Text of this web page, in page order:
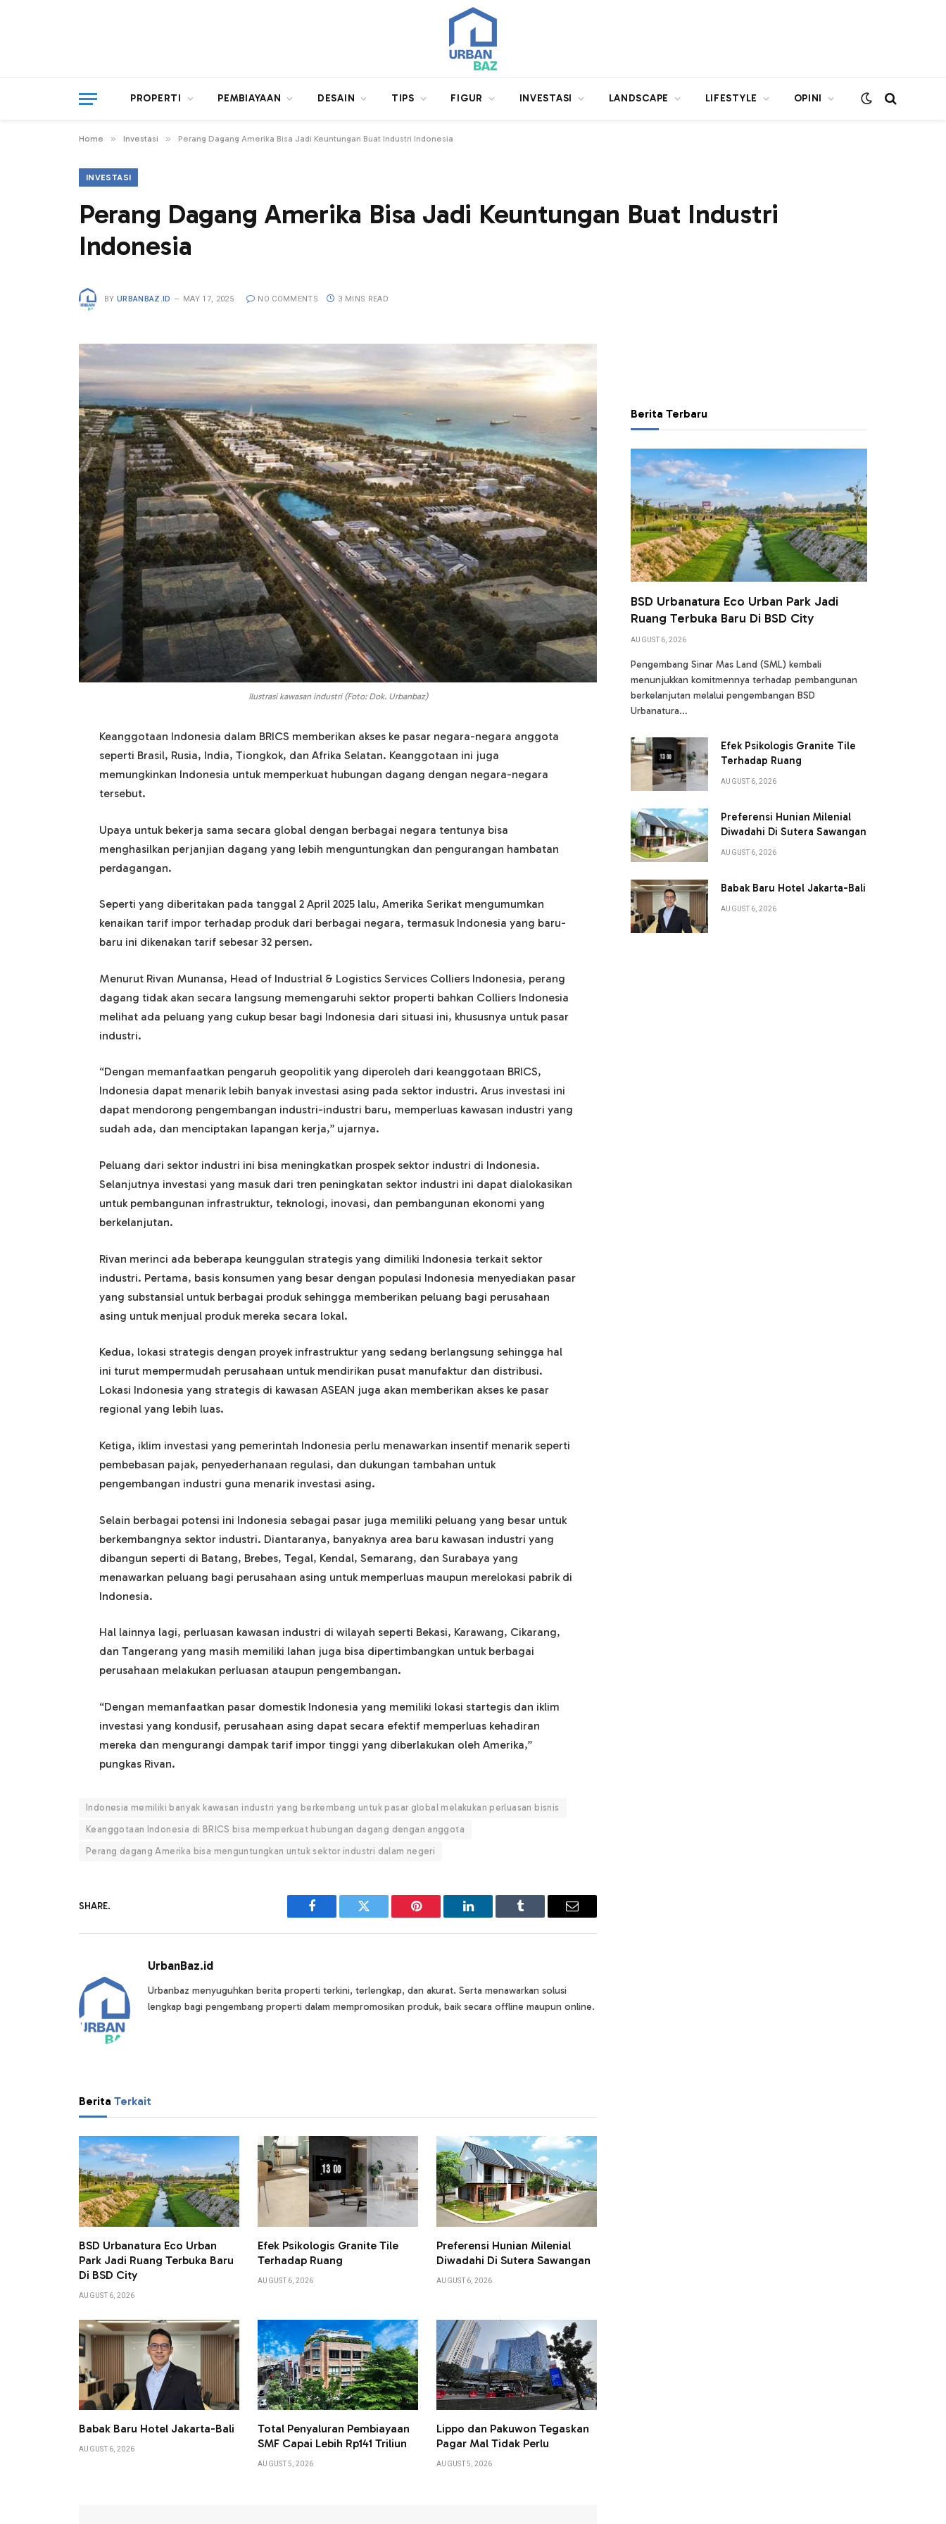
PROPERTI PEMBIAYAAN DESAIN TIPS FIGUR INVESTASI LANDSCAPE LIFESTYLE OPINI
Home » Investasi » Perang Dagang Amerika Bisa Jadi Keuntungan Buat Industri Indonesia
INVESTASI
Perang Dagang Amerika Bisa Jadi Keuntungan Buat Industri
Indonesia
BY URBANBAZ.ID MAY 17, 2025 NO COMMENTS 3 MINS READ
Ilustrasi kawasan industri (Foto: Dok. Urbanbaz)
Keanggotaan Indonesia dalam BRICS memberikan akses ke pasar negara-negara anggota
seperti Brasil, Rusia, India, Tiongkok, dan Afrika Selatan. Keanggotaan ini juga
memungkinkan Indonesia untuk memperkuat hubungan dagang dengan negara-negara
tersebut.
Upaya untuk bekerja sama secara global dengan berbagai negara tentunya bisa
menghasilkan perjanjian dagang yang lebih menguntungkan dan pengurangan hambatan
perdagangan.
Seperti yang diberitakan pada tanggal 2 April 2025 lalu, Amerika Serikat mengumumkan
kenaikan tarif impor terhadap produk dari berbagai negara, termasuk Indonesia yang baru-
baru ini dikenakan tarif sebesar 32 persen.
Menurut Rivan Munansa, Head of Industrial & Logistics Services Colliers Indonesia, perang
dagang tidak akan secara langsung memengaruhi sektor properti bahkan Colliers Indonesia
melihat ada peluang yang cukup besar bagi Indonesia dari situasi ini, khususnya untuk pasar
industri.
“Dengan memanfaatkan pengaruh geopolitik yang diperoleh dari keanggotaan BRICS,
Indonesia dapat menarik lebih banyak investasi asing pada sektor industri. Arus investasi ini
dapat mendorong pengembangan industri-industri baru, memperluas kawasan industri yang
sudah ada, dan menciptakan lapangan kerja,” ujarnya.
Peluang dari sektor industri ini bisa meningkatkan prospek sektor industri di Indonesia.
Selanjutnya investasi yang masuk dari tren peningkatan sektor industri ini dapat dialokasikan
untuk pembangunan infrastruktur, teknologi, inovasi, dan pembangunan ekonomi yang
berkelanjutan.
Rivan merinci ada beberapa keunggulan strategis yang dimiliki Indonesia terkait sektor
industri. Pertama, basis konsumen yang besar dengan populasi Indonesia menyediakan pasar
yang substansial untuk berbagai produk sehingga memberikan peluang bagi perusahaan
asing untuk menjual produk mereka secara lokal.
Kedua, lokasi strategis dengan proyek infrastruktur yang sedang berlangsung sehingga hal
ini turut mempermudah perusahaan untuk mendirikan pusat manufaktur dan distribusi.
Lokasi Indonesia yang strategis di kawasan ASEAN juga akan memberikan akses ke pasar
regional yang lebih luas.
Ketiga, iklim investasi yang pemerintah Indonesia perlu menawarkan insentif menarik seperti
pembebasan pajak, penyederhanaan regulasi, dan dukungan tambahan untuk
pengembangan industri guna menarik investasi asing.
Selain berbagai potensi ini Indonesia sebagai pasar juga memiliki peluang yang besar untuk
berkembangnya sektor industri. Diantaranya, banyaknya area baru kawasan industri yang
dibangun seperti di Batang, Brebes, Tegal, Kendal, Semarang, dan Surabaya yang
menawarkan peluang bagi perusahaan asing untuk memperluas maupun merelokasi pabrik di
Indonesia.
Hal lainnya lagi, perluasan kawasan industri di wilayah seperti Bekasi, Karawang, Cikarang,
dan Tangerang yang masih memiliki lahan juga bisa dipertimbangkan untuk berbagai
perusahaan melakukan perluasan ataupun pengembangan.
“Dengan memanfaatkan pasar domestik Indonesia yang memiliki lokasi startegis dan iklim
investasi yang kondusif, perusahaan asing dapat secara efektif memperluas kehadiran
mereka dan mengurangi dampak tarif impor tinggi yang diberlakukan oleh Amerika,”
pungkas Rivan.
Indonesia memiliki banyak kawasan industri yang berkembang untuk pasar global melakukan perluasan bisnis
Keanggotaan Indonesia di BRICS bisa memperkuat hubungan dagang dengan anggota
Perang dagang Amerika bisa menguntungkan untuk sektor industri dalam negeri
SHARE.
Facebook Twitter Pinterest LinkedIn Tumblr Email
UrbanBaz.id
Urbanbaz menyuguhkan berita properti terkini, terlengkap, dan akurat. Serta menawarkan solusi
lengkap bagi pengembang properti dalam mempromosikan produk, baik secara offline maupun online.
Berita Terkait
BSD Urbanatura Eco Urban
Park Jadi Ruang Terbuka Baru
Di BSD City
AUGUST 6, 2026
Efek Psikologis Granite Tile
Terhadap Ruang
AUGUST 6, 2026
Preferensi Hunian Milenial
Diwadahi Di Sutera Sawangan
AUGUST 6, 2026
Babak Baru Hotel Jakarta-Bali
AUGUST 6, 2026
Total Penyaluran Pembiayaan
SMF Capai Lebih Rp141 Triliun
AUGUST 5, 2026
Lippo dan Pakuwon Tegaskan
Pagar Mal Tidak Perlu
AUGUST 5, 2026
Berita Terbaru
BSD Urbanatura Eco Urban Park Jadi
Ruang Terbuka Baru Di BSD City
AUGUST 6, 2026
Pengembang Sinar Mas Land (SML) kembali
menunjukkan komitmennya terhadap pembangunan
berkelanjutan melalui pengembangan BSD
Urbanatura…
Efek Psikologis Granite Tile
Terhadap Ruang
AUGUST 6, 2026
Preferensi Hunian Milenial
Diwadahi Di Sutera Sawangan
AUGUST 6, 2026
Babak Baru Hotel Jakarta-Bali
AUGUST 6, 2026